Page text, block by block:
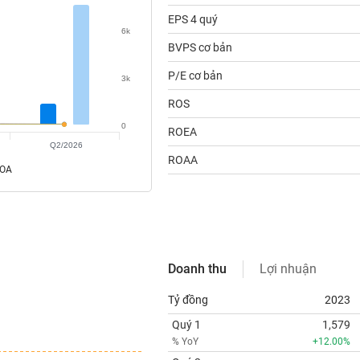
0
3k
6k
Q2/2026
EPS 4 quý
BVPS cơ bản
P/E cơ bản
ROS
ROEA
ROAA
Doanh thu Lợi nhuận
Tỷ đồng 2023
Quý 1
% YoY
1,579
+12.00%